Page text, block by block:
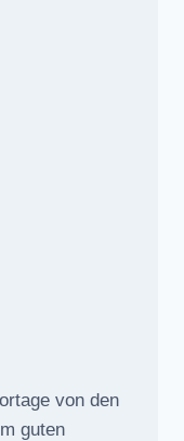
von den
guten